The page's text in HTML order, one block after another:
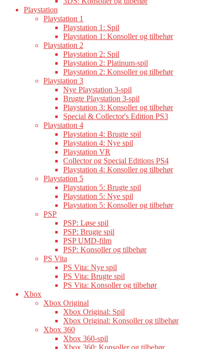
Playstation
Playstation 1
Playstation 1: Spil
Playstation 1: Konsoller og tilbehør
Playstation 2
Playstation 2: Spil
Playstation 2: Platinum-spil
Playstation 2: Konsoller og tilbehør
Playstation 3
Nye Playstation 3-spil
Brugte Playstation 3-spil
Playstation 3: Konsoller og tilbehør
Special & Collector's Edition PS3
Playstation 4
Playstation 4: Brugte spil
Playstation 4: Nye spil
Playstation VR
Collector og Special Editions PS4
Playstation 4: Konsoller og tilbehør
Playstation 5
Playstation 5: Brugte spil
Playstation 5: Nye spil
Playstation 5: Konsoller og tilbehør
PSP
PSP: Løse spil
PSP: Brugte spil
PSP UMD-film
PSP: Konsoller og tilbehør
PS Vita
PS Vita: Nye spil
PS Vita: Brugte spil
PS Vita: Konsoller og tilbehør
Xbox
Xbox Original
Xbox Original: Spil
Xbox Original: Konsoller og tilbehør
Xbox 360
Xbox 360-spil